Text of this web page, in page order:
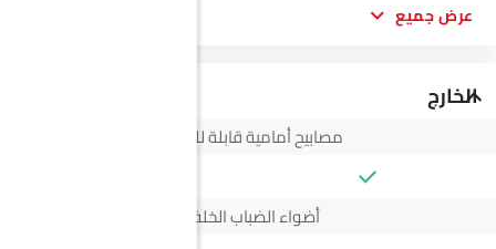
عرض جميع
الخارج
مصابيح أمامية قابلة للتعديل
أضواء الضباب الخلفية